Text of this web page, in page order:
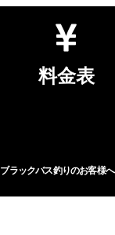
料金表
ブラックバス釣りのお客様へ